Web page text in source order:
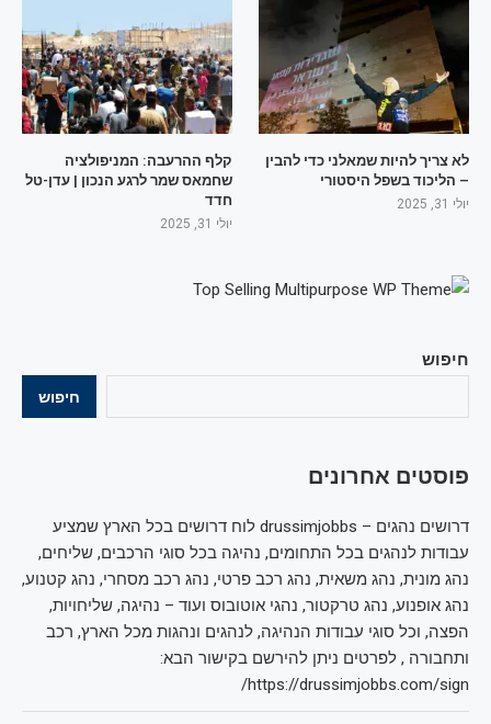
חיפוש
חיפוש
פוסטים אחרונים
דרושים נהגים – drussimjobbs לוח דרושים בכל הארץ שמציע
עבודות לנהגים בכל התחומים, נהיגה בכל סוגי הרכבים, שליחים,
נהג מונית, נהג משאית, נהג רכב פרטי, נהג רכב מסחרי, נהג קטנוע,
נהג אופנוע, נהג טרקטור, נהגי אוטובוס ועוד – נהיגה, שליחויות,
הפצה, וכל סוגי עבודות הנהיגה, לנהגים ונהגות מכל הארץ, רכב
ותחבורה , לפרטים ניתן להירשם בקישור הבא:
https://drussimjobbs.com/sign/
לא צריך להיות שמאלני כדי להבין
– הליכוד בשפל היסטורי
יולי 31, 2025
קלף ההרעבה: המניפולציה
שחמאס שמר לרגע הנכון | עדן-טל
חדד
יולי 31, 2025